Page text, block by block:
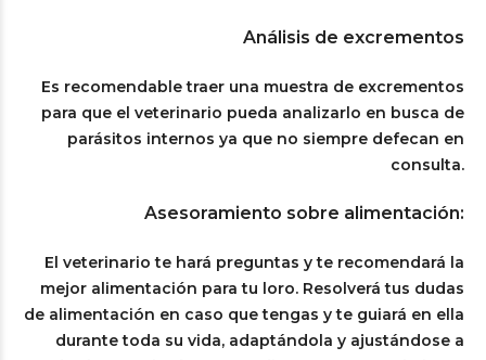
Análisis de excrementos
Es recomendable traer una muestra de excrementos
para que el veterinario pueda analizarlo en busca de
parásitos internos ya que no siempre defecan en
consulta.
Asesoramiento sobre alimentación:
El veterinario te hará preguntas y te recomendará la
mejor alimentación para tu loro. Resolverá tus dudas
de alimentación en caso que tengas y te guiará en ella
durante toda su vida, adaptándola y ajustándose a